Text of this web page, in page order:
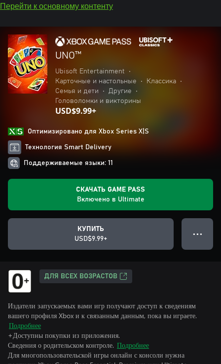
Перейти к основному контенту
UNO™
Ubisoft Entertainment
•
Карточные и настольные
• Классика
•
Семья и дети
• Другие
•
Головоломки и викторины
USD$9.99+
Оптимизировано для Xbox Series X|S
Технология Smart Delivery
Поддерживаемые языки: 11
СКАЧАТЬ GAME PASS
Включено в Ultimate
КУПИТЬ
USD$9.99+
● ● ●
ДЛЯ ВСЕХ ВОЗРАСТОВ
Издатели запускаемых вами игр получают доступ к сведениям
вашего профиля Xbox и к связанным данным, пока вы играете.
Подробнее
+Доступны покупки из приложения.
Сведения о родительском контроле. Подробнее
Для многопользовательской игры онлайн с консоли нужна